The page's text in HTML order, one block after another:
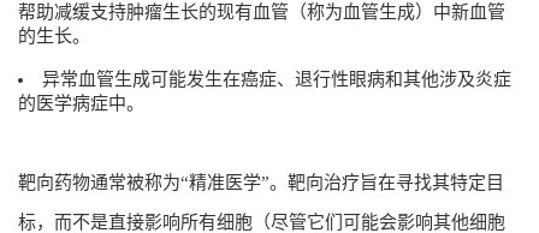
帮助减缓支持肿瘤生长的现有血管（称为血管生成）中新血管
的生长。
异常血管生成可能发生在癌症、退行性眼病和其他涉及炎症
的医学病症中。
靶向药物通常被称为“精准医学”。靶向治疗旨在寻找其特定目
标，而不是直接影响所有细胞（尽管它们可能会影响其他细胞